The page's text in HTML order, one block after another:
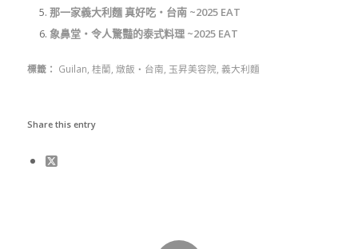
那一家義大利麵 真好吃‧台南 ~2025 EAT
象鼻堂‧令人驚豔的泰式料理 ~2025 EAT
標籤： Guilan, 桂蘭, 燉飯‧台南, 玉昇美容院, 義大利麵
Share this entry